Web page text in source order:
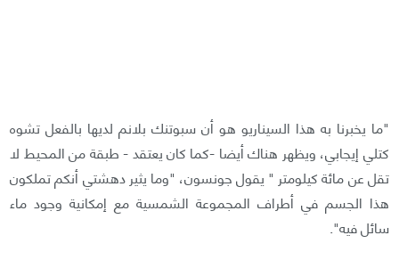
"ما يخبرنا به هذا السيناريو هو أن سبوتنك بلانم لديها بالفعل تشوه
كتلي إيجابي، ويظهر هناك أيضا -كما كان يعتقد - طبقة من المحيط لا
تقل عن مائة كيلومتر " يقول جونسون، "وما يثير دهشتي أنكم تملكون
هذا الجسم في أطراف المجموعة الشمسية مع إمكانية وجود ماء
سائل فيه".